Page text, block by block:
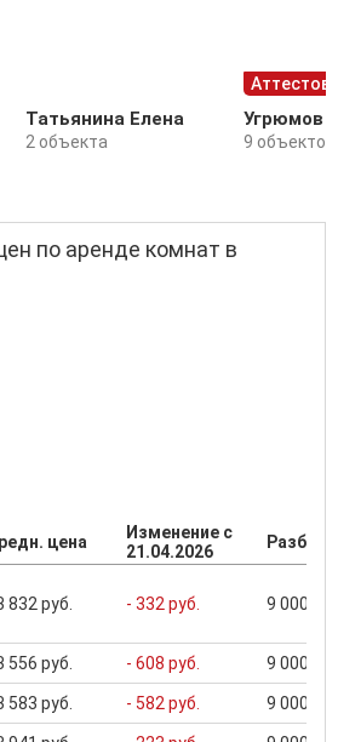
Татьянина Елена
2 объекта
Угрюмов
9 объектов
по аренде комнат в
цена
Изменение с
21.04.2026
832 руб. - 332 руб. 9 000 ...
556 руб. - 608 руб. 9 000 ...
583 руб. - 582 руб. 9 000 ...